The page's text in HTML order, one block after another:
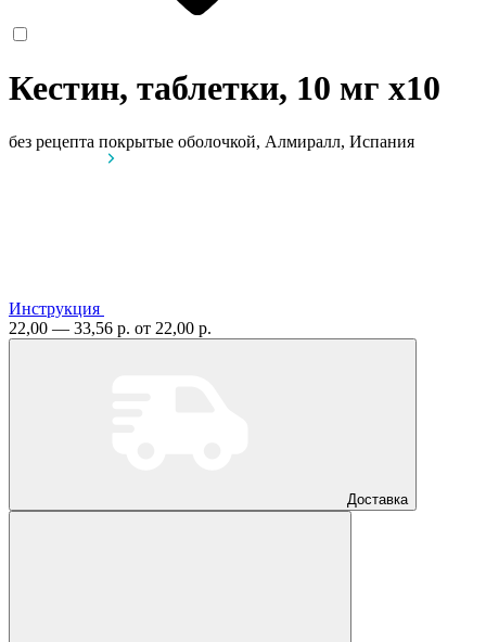
Кестин, таблетки, 10 мг x10
без рецепта покрытые оболочкой, Алмиралл, Испания
Инструкция
22,00 — 33,56 р. от 22,00 р.
Доставка